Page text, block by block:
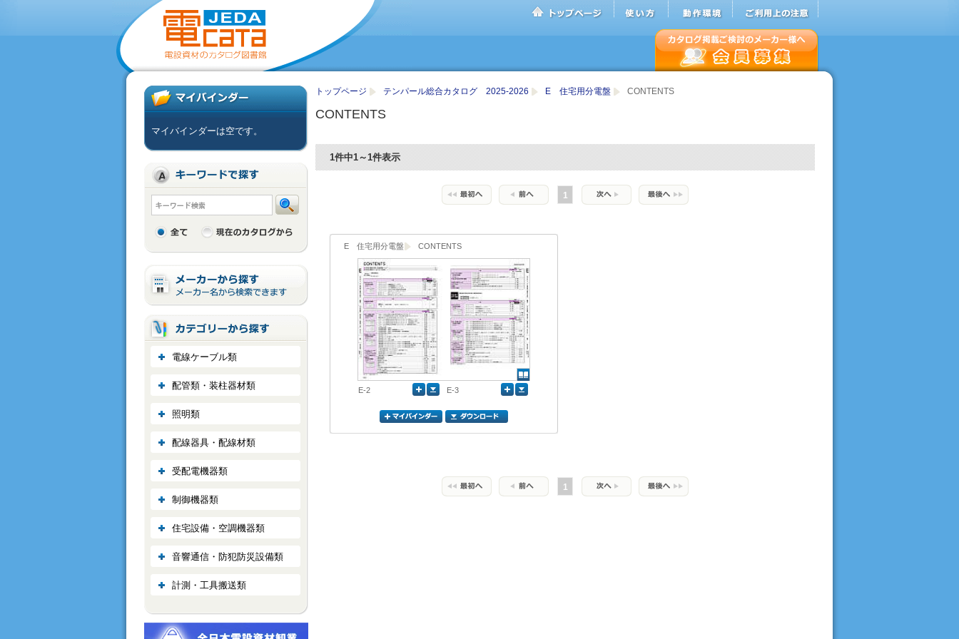
トップページ テンパール総合カタログ 2025-2026 E 住宅用分電盤 CONTENTS
CONTENTS
1件中1～1件表示
1
E 住宅用分電盤 CONTENTS
E-2 E-3
1
マイバインダーは空です。
電線ケーブル類
配管類・装柱器材類
照明類
配線器具・配線材類
受配電機器類
制御機器類
住宅設備・空調機器類
音響通信・防犯防災設備類
計測・工具搬送類